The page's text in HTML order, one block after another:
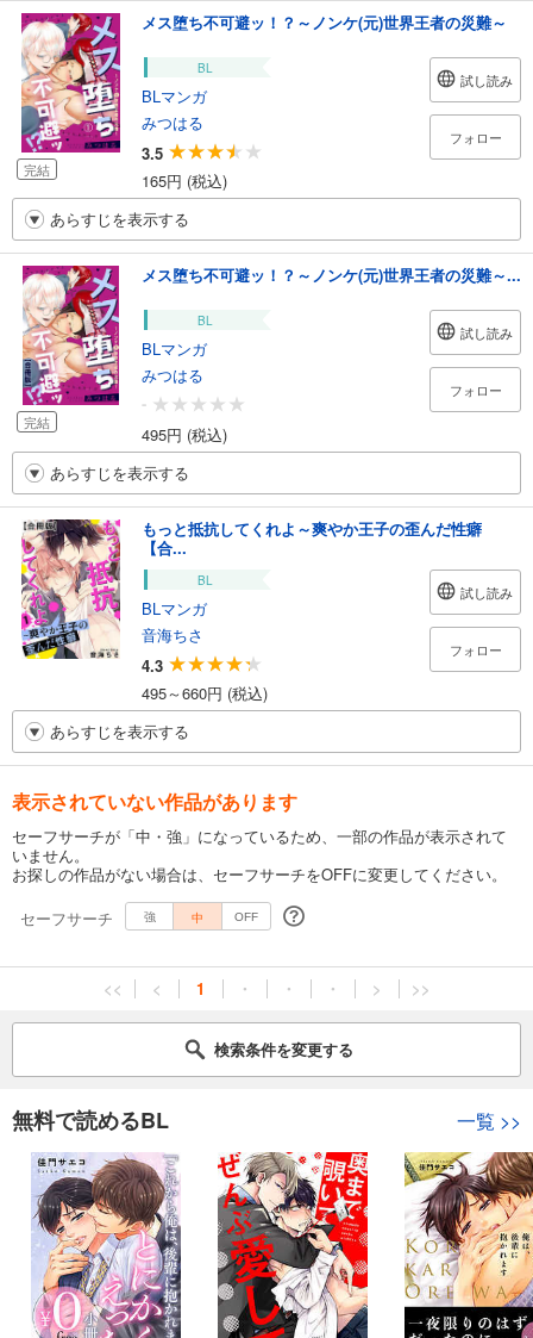
完結
メス堕ち不可避ッ！？～ノンケ(元)世界王者の災難～
BL
BLマンガ
みつはる
3.5
165円 (税込)
試し読み
フォロー
あらすじを表示する
完結
メス堕ち不可避ッ！？～ノンケ(元)世界王者の災難～...
BL
BLマンガ
みつはる
-
495円 (税込)
試し読み
フォロー
あらすじを表示する
もっと抵抗してくれよ～爽やか王子の歪んだ性癖
【合...
BL
BLマンガ
音海ちさ
4.3
495～660円 (税込)
試し読み
フォロー
あらすじを表示する
表示されていない作品があります
セーフサーチが「中・強」になっているため、一部の作品が表示されて
いません。
お探しの作品がない場合は、セーフサーチをOFFに変更してください。
セーフサーチ
強 中 OFF
<< < 1 ・ ・ ・ > >>
検索条件を変更する
無料で読めるBL 一覧 >>